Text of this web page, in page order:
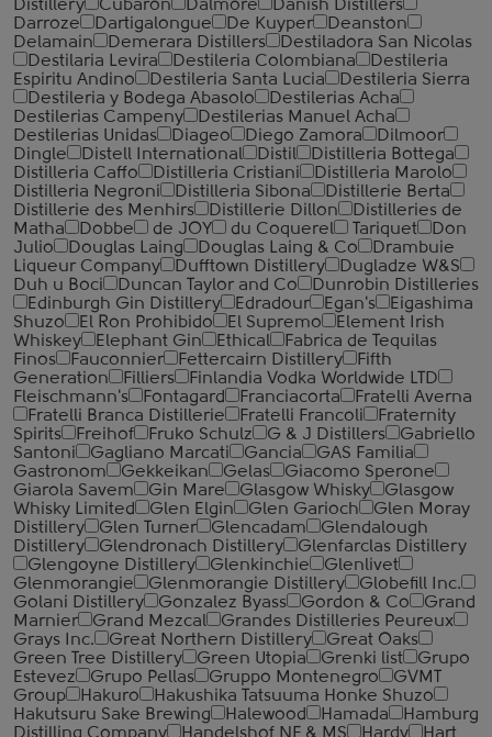
Distillery
Cubaron Dalmore
Danish Distillers
Darroze
Dartigalongue De Kuyper
Deanston
Delamain
Demerara Distillers
Destiladora San Nicolas
Destilaria Levira
Destileria Colombiana
Destileria
Espiritu Andino
Destileria Santa Lucia
Destileria Sierra
Destileria y Bodega Abasolo
Destilerias Acha
Destilerias Campeny
Destilerias Manuel Acha
Destilerias Unidas
Diageo Diego Zamora
Dilmoor
Dingle
Distell International Distil
Distilleria Bottega
Distilleria Caffo
Distilleria Cristiani
Distilleria Marolo
Distilleria Negroni
Distilleria Sibona
Distillerie Berta
Distillerie des Menhirs
Distillerie Dillon
Distilleries de
Matha
Dobbe de JOY du Coquerel Tariquet
Don
Julio
Douglas Laing Douglas Laing & Co
Drambuie
Liqueur Company
Dufftown Distillery
Dugladze W&S
Duh u Boci
Duncan Taylor and Co
Dunrobin Distilleries
Edinburgh Gin Distillery
Edradour Egan's
Eigashima
Shuzo
El Ron Prohibido El Supremo
Element Irish
Whiskey
Elephant Gin Ethical
Fabrica de Tequilas
Finos
Fauconnier Fettercairn Distillery
Fifth
Generation
Filliers
Finlandia Vodka Worldwide LTD
Fleischmann's
Fontagard Franciacorta
Fratelli Averna
Fratelli Branca Distillerie
Fratelli ‎Francoli
Fraternity
Spirits
Freihof Fruko Schulz G & J Distillers
Gabriello
Santoni
Gagliano Marcati Gancia
GAS Familia
Gastronom
Gekkeikan Gelas
Giacomo Sperone
Giarola Savem
Gin Mare Glasgow Whisky
Glasgow
Whisky Limited
Glen Elgin Glen Garioch
Glen Moray
Distillery
Glen Turner Glencadam
Glendalough
Distillery
Glendronach Distillery
Glenfarclas Distillery
Glengoyne Distillery
Glenkinchie
Glenlivet
Glenmorangie
Glenmorangie Distillery
Globefill Inc.
Golani Distillery
Gonzalez Byass Gordon & Co
Grand
Marnier
Grand Mezcal
Grandes Distilleries Peureux
Grays Inc.
Great Northern Distillery
Great Oaks
Green Tree Distillery
Green Utopia Grenki list
Grupo
Estevez
Grupo Pellas Gruppo Montenegro
GVMT
Group
Hakuro
Hakushika Tatsuuma Honke Shuzo
Hakutsuru Sake Brewing
Halewood Hamada
Hamburg